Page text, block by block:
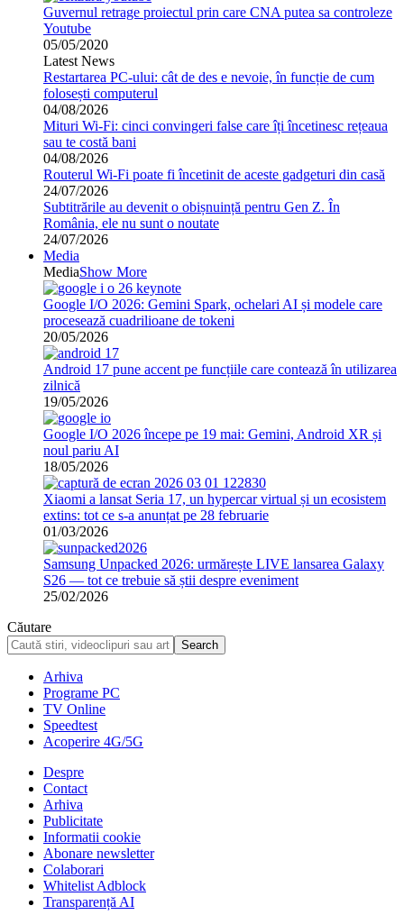
Guvernul retrage proiectul prin care CNA putea sa controleze
Youtube
05/05/2020
Latest News
Restartarea PC-ului: cât de des e nevoie, în funcție de cum
folosești computerul
04/08/2026
Mituri Wi-Fi: cinci convingeri false care îți încetinesc rețeaua
sau te costă bani
04/08/2026
Routerul Wi-Fi poate fi încetinit de aceste gadgeturi din casă
24/07/2026
Subtitrările au devenit o obișnuință pentru Gen Z. În
România, ele nu sunt o noutate
24/07/2026
Media
MediaShow More
Google I/O 2026: Gemini Spark, ochelari AI și modele care
procesează cuadrilioane de tokeni
20/05/2026
Android 17 pune accent pe funcțiile care contează în utilizarea
zilnică
19/05/2026
Google I/O 2026 începe pe 19 mai: Gemini, Android XR și
noul pariu AI
18/05/2026
Xiaomi a lansat Seria 17, un hypercar virtual și un ecosistem
extins: tot ce s-a anunțat pe 28 februarie
01/03/2026
Samsung Unpacked 2026: urmărește LIVE lansarea Galaxy
S26 — tot ce trebuie să știi despre eveniment
25/02/2026
Căutare
Arhiva
Programe PC
TV Online
Speedtest
Acoperire 4G/5G
Despre
Contact
Arhiva
Publicitate
Informatii cookie
Abonare newsletter
Colaborari
Whitelist Adblock
Transparență AI